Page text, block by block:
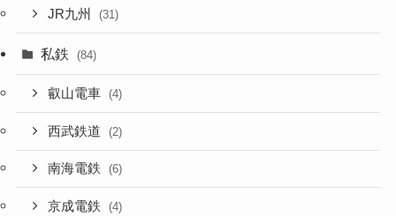
JR九州 (31)
私鉄 (84)
叡山電車 (4)
西武鉄道 (2)
南海電鉄 (6)
京成電鉄 (4)